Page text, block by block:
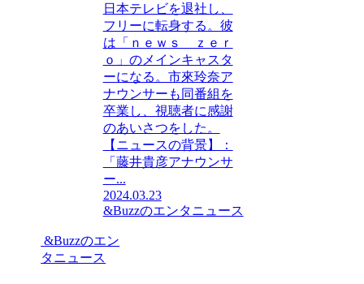
日本テレビを退社し、
フリーに転身する。彼
は「ｎｅｗｓ ｚｅｒ
ｏ」のメインキャスタ
ーになる。市來玲奈ア
ナウンサーも同番組を
卒業し、視聴者に感謝
のあいさつをした。
【ニュースの背景】：
「藤井貴彦アナウンサ
ー...
2024.03.23
&Buzzのエンタニュース
&Buzzのエン
タニュース